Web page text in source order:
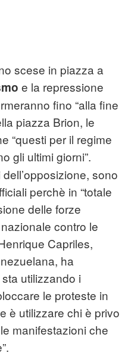
scese in piazza a
e la repressione
fino “alla fine
piazza Brion, le
“questi per il regime
gli ultimi giorni”.
sono
perchè in “totale
delle forze
contro le
Capriles,
ha
utilizzando i
le proteste in
è utilizzare chi è privo
manifestazioni che